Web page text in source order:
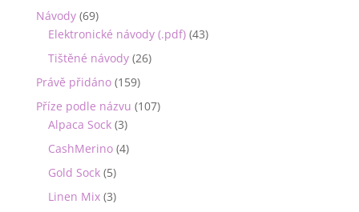
Návody (69)
Elektronické návody (.pdf) (43)
Tištěné návody (26)
Právě přidáno (159)
Příze podle názvu (107)
Alpaca Sock (3)
CashMerino (4)
Gold Sock (5)
Linen Mix (3)